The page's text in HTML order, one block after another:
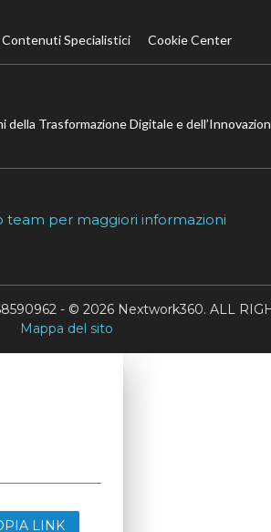
Specialistici Cookie Center
Trasformazione Digitale e
team per maggiori informazioni
- © 2026 Nextwork360. ALL
Mappa del sito
LINK